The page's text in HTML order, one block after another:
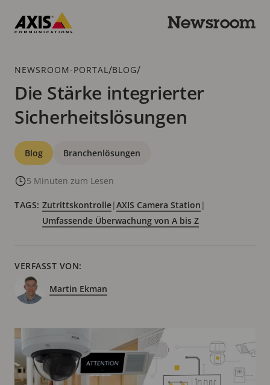
Hauptinhalt
springen
Newsroom
Breadcrumb
NEWSROOM-PORTAL /BLOG/
Die Stärke integrierter
Sicherheitslösungen
Kategorien
Blog Branchenlösungen
5 Minuten zum Lesen
TAGS: Zutrittskontrolle|AXIS Camera Station |
Umfassende Überwachung von A bis Z
VERFASST VON:
Martin Ekman